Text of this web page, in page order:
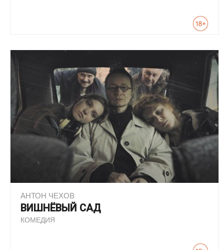
АНТОН ЧЕХОВ
ВИШНЁВЫЙ САД
КОМЕДИЯ